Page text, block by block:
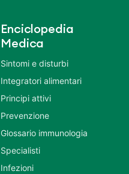
Enciclopedia
Medica
Sintomi e disturbi
Integratori alimentari
Principi attivi
Prevenzione
Glossario immunologia
Specialisti
Infezioni